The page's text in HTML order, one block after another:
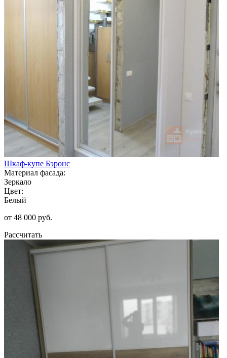
Шкаф-купе Бэронс
Материал фасада:
Зеркало
Цвет:
Белый
от 48 000 руб.
Рассчитать